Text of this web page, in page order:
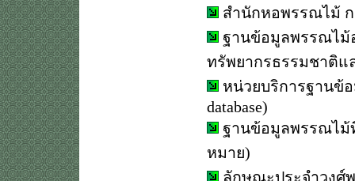
สำนักหอพรรณไม้
ฐานข้อมูลพรรณไม้
ทรัพยากรธรรมชาติแ
หน่วยบริการฐานข้
database)
ฐานข้อมูลพรรณไม้
หมาย)
ลักษณะประจำวงศ์